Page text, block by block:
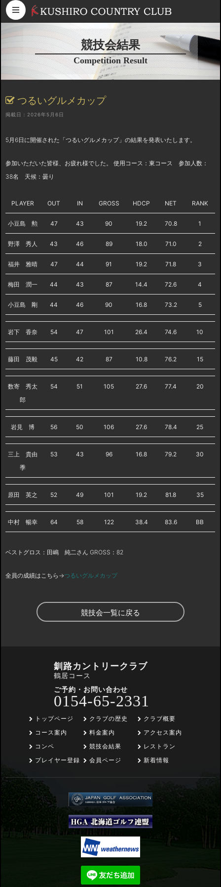
コンテンツへスキップ
競技会結果
Competition Result
つるいグルメカップ
掲載日：2026年5月6日
5月6日に開催された「つるいグルメカップ」の結果を発表いたします。
参加いただいた皆様、お疲れ様でした。 使用コース：東コース 参加人数：
38名 天候：曇り
PLAYER OUT IN GROSS HDCP NET RANK
小豆島 勲 47 43 90 19.2 70.8 1
野澤 秀人 43 46 89 18.0 71.0 2
福井 雅晴 47 44 91 19.2 71.8 3
梅田 潤一 44 43 87 14.4 72.6 4
小豆島 剛 44 46 90 16.8 73.2 5
岩下 香奈 54 47 101 26.4 74.6 10
藤田 茂毅 45 42 87 10.8 76.2 15
数寄 秀太
郎
54 51 105 27.6 77.4 20
岩見 博 56 50 106 27.6 78.4 25
三上 貴由
季
53 43 96 16.8 79.2 30
原田 英之 52 49 101 19.2 81.8 35
中村 暢幸 64 58 122 38.4 83.6 BB
ベストグロス：田嶋 純二さん GROSS：82
全員の成績はこちら→つるいグルメカップ
競技会一覧に戻る
釧路カントリークラブ
鶴居コース
ご予約・お問い合わせ
0154-65-2331
トップページ
コース案内
コンペ
プレイヤー登録
クラブの歴史
料金案内
競技会結果
会員ページ
クラブ概要
アクセス案内
レストラン
新着情報